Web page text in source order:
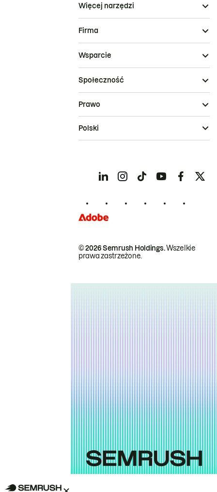
Więcej narzędzi
Firma
Wsparcie
Społeczność
© 2026 Semrush Holdings.Wszelkie
prawa zastrzeżone.
Prawo
Polski